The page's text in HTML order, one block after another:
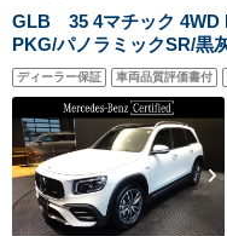
GLB 35 4マチック 4WD
PKG/パノラミックSR/黒
き/MP202301
ディーラー保証 車両品質評価書付